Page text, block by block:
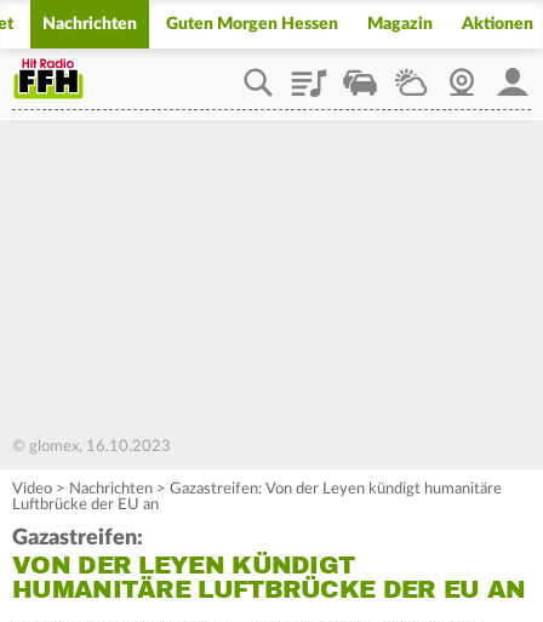
Nachrichten Guten Morgen Hessen Magazin Aktionen
PlaylistStaupilotWetterWebcam
© glomex, 16.10.2023
Video > Nachrichten > Gazastreifen: Von der Leyen kündigt humanitäre
Luftbrücke der EU an
Gazastreifen:
VON DER LEYEN KÜNDIGT
HUMANITÄRE LUFTBRÜCKE DER EU AN